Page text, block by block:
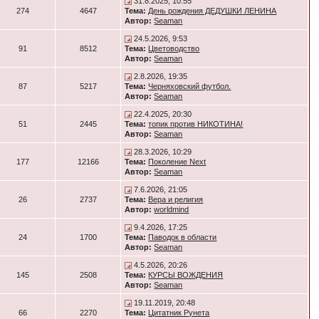
274 4647
Тема: День рождения ДЕДУШКИ ЛЕНИНА
Автор: Seaman
91 8512
24.5.2026, 9:53
Тема: Цветоводство
Автор: Seaman
87 5217
2.8.2026, 19:35
Тема: Черняховский футбол.
Автор: Seaman
51 2445
22.4.2025, 20:30
Тема: топик против НИКОТИНА!
Автор: Seaman
177 12166
28.3.2026, 10:29
Тема: Поколение Next
Автор: Seaman
26 2737
7.6.2026, 21:05
Тема: Вера и религия
Автор: worldmind
24 1700
9.4.2026, 17:25
Тема: Паводок в области
Автор: Seaman
145 2508
4.5.2026, 20:26
Тема: КУРСЫ ВОЖДЕНИЯ
Автор: Seaman
66 2270
19.11.2019, 20:48
Тема: Цитатник Рунета